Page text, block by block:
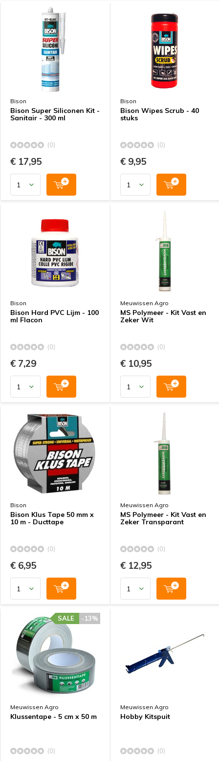
Bison
Bison Super Siliconen Kit -
Sanitair - 300 ml
(0)
€ 17,95
Bison
Bison Wipes Scrub - 40
stuks
(0)
€ 9,95
Bison
Bison Hard PVC Lijm - 100
ml Flacon
(0)
€ 7,29
Meuwissen Agro
MS Polymeer - Kit Vast en
Zeker Wit
(0)
€ 10,95
Bison
Bison Klus Tape 50 mm x
10 m - Ducttape
(0)
€ 6,95
Meuwissen Agro
MS Polymeer - Kit Vast en
Zeker Transparant
(0)
€ 12,95
Meuwissen Agro
Klussentape - 5 cm x 50 m
-13%
SALE
(0)
Meuwissen Agro
Hobby Kitspuit
(0)